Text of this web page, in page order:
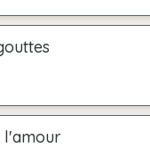
l'amour